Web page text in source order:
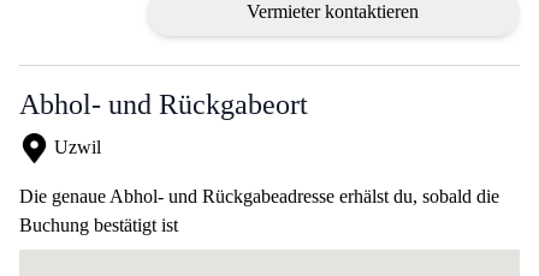
Vermieter kontaktieren
Abhol- und Rückgabeort
Uzwil
Die genaue Abhol- und Rückgabeadresse erhälst du, sobald die
Buchung bestätigt ist